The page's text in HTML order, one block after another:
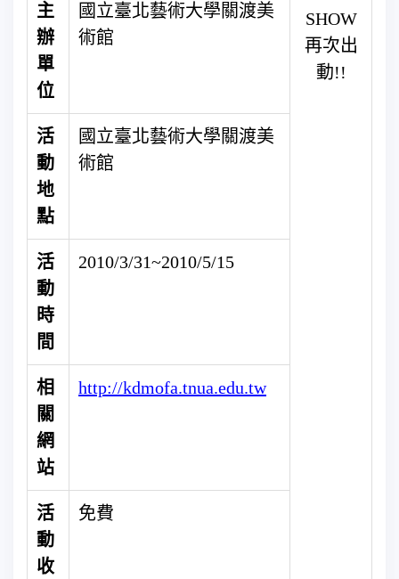
主
辦
單
位
國立臺北藝術大學關渡美
術館
活
動
地
點
國立臺北藝術大學關渡美
術館
活
動
時
間
2010/3/31~2010/5/15
相
關
網
站
http://kdmofa.tnua.edu.tw
活
動
收
免費